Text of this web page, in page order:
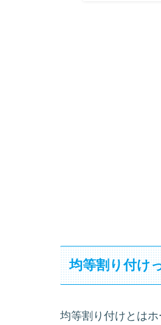
均等割り付け
均等割り付けとは